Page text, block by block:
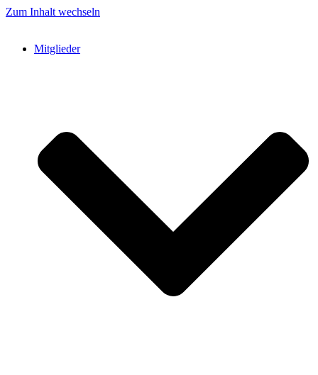
Zum Inhalt wechseln
Mitglieder